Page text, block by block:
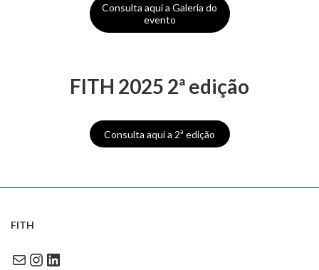
Consulta aqui a Galeria do
evento
FITH 2025 2ª edição
Consulta aqui a 2ª edição
FITH
MailInstagram
LinkedIn